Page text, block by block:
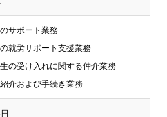
サポート業務
就労サポート支援業務
の受け入れに関する仲介業務
介および手続き業務